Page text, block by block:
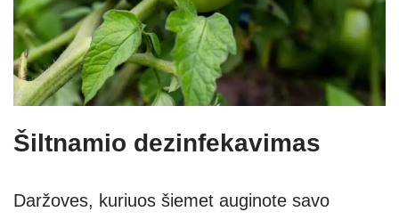
Šiltnamio dezinfekavimas
Daržoves, kuriuos šiemet auginote savo